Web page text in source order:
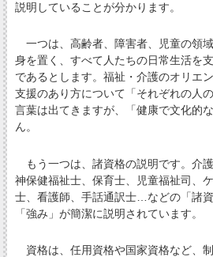
説明していることが分かります。
一つは、高齢者、障害者、児童の領
身を置く、すべて人たちの日常生活を
であるとします。福祉・介護のオリエ
支援のあり方について「それぞれの人
言葉は出てきますが、「健康で文化的
ん。
もう一つは、諸資格の説明です。介
神保健福祉士、保育士、児童福祉司、
士、看護師、手話通訳士…などの「諸
「強み」が簡潔に説明されています。
資格は、任用資格や国家資格など、